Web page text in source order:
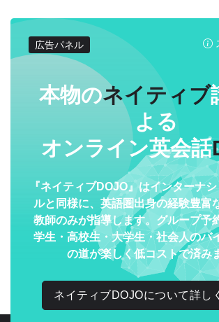
広告パネル
本物のネイティブ
よる
オンライン英会話
『ネイティブDOJO』はインターナ
ルと同様に、英語圏出身の経験豊富
教師のみが指導します。グループ予
学生・高校生・大学生・社会人のバ
の道が楽しく低コストで済み
ネイティブDOJOについて詳し